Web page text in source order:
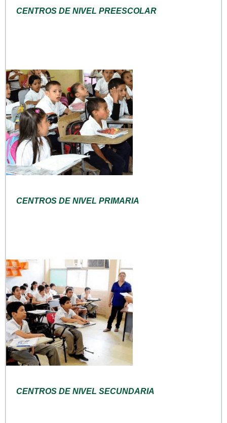
CENTROS DE NIVEL PREESCOLAR
CENTROS DE NIVEL PRIMARIA
CENTROS DE NIVEL SECUNDARIA